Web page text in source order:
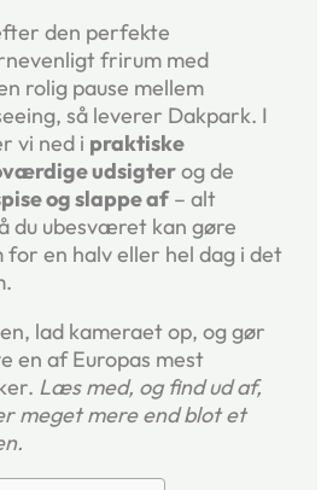
den perfekte
frirum med
rolig pause mellem
så leverer Dakpark. I
vi ned i praktiske
udsigterog de
og slappe af– alt
du ubesværet kan gøre
en halv eller hel dag i det
lad kameraet op, og gør
en af Europas mest
Læs med, og find ud af,
meget mere end blot et